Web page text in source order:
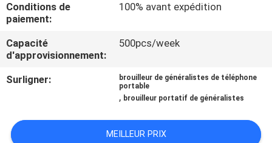
CONTRÔLE
DE
QUALITÉ
NOUS
Conditions de
paiement:
100% avant expédition
Capacité
d'approvisionnement:
500pcs/week
Surligner:
brouilleur de généralistes de téléphone
portable
, brouilleur portatif de généralistes
MEILLEUR PRIX